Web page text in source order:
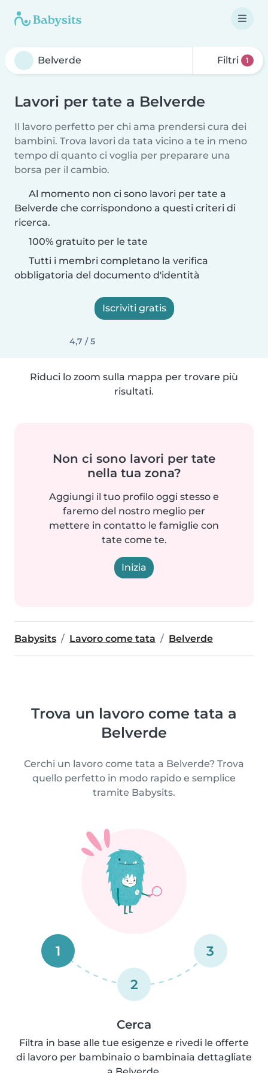
Filtri 1
Lavori per tate a Belverde
Il lavoro perfetto per chi ama prendersi cura dei
bambini. Trova lavori da tata vicino a te in meno
tempo di quanto ci voglia per preparare una
borsa per il cambio.
Al momento non ci sono lavori per tate a
Belverde che corrispondono a questi criteri di
ricerca.
100% gratuito per le tate
Tutti i membri completano la verifica
obbligatoria del documento d'identità
Iscriviti gratis
4,7 / 5
Riduci lo zoom sulla mappa per trovare più
risultati.
Non ci sono lavori per tate
nella tua zona?
Aggiungi il tuo profilo oggi stesso e
faremo del nostro meglio per
mettere in contatto le famiglie con
tate come te.
Inizia
Babysits Lavoro come tata Belverde
Trova un lavoro come tata a
Belverde
Cerchi un lavoro come tata a Belverde? Trova
quello perfetto in modo rapido e semplice
tramite Babysits.
1
2
3
Cerca
Filtra in base alle tue esigenze e rivedi le offerte
di lavoro per bambinaio o bambinaia dettagliate